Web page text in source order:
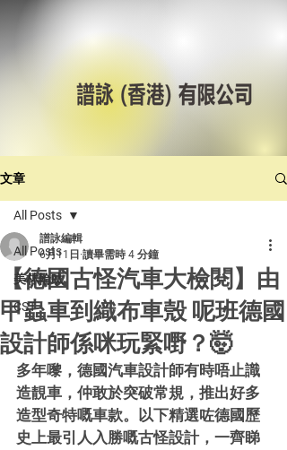
文章
All Posts
美林輪呔
CST
All Posts
【德國古怪汽車大檢閱】由
甲蟲車到織布車殼 呢班德國
設計師係咪玩緊嘢？🤯
譜詠編輯
6月11日 讀畢需時 4 分鐘
多年嚟，德國汽車設計師有時唔止識
造靚車，仲敢於突破常規，推出好多
造型奇特嘅車款。以下精選咗德國歷
史上最引人入勝嘅古怪設計，一齊睇